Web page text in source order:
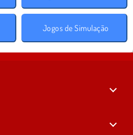
Jogos de Simulação